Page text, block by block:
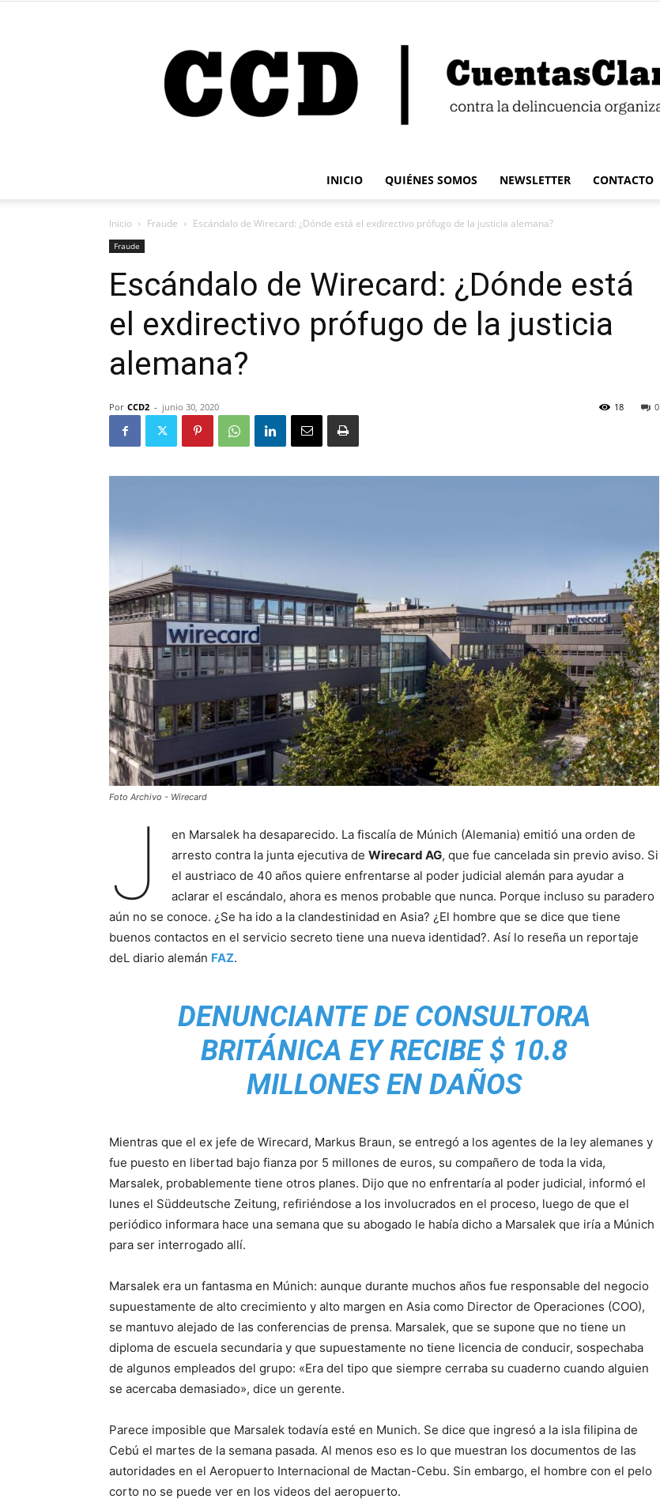
Claras
INICIO QUIÉNES SOMOS NEWSLETTER CONTACTO
Inicio Fraude Escándalo de Wirecard: ¿Dónde está el exdirectivo prófugo de la justicia alemana?
Fraude
Escándalo de Wirecard: ¿Dónde está
el exdirectivo prófugo de la justicia
alemana?
Por CCD2 - junio 30, 2020 0
18
Foto Archivo - Wirecard
J
en Marsalek ha desaparecido. La fiscalía de Múnich (Alemania) emitió una orden de
arresto contra la junta ejecutiva de Wirecard AG, que fue cancelada sin previo aviso. Si
el austriaco de 40 años quiere enfrentarse al poder judicial alemán para ayudar a
aclarar el escándalo, ahora es menos probable que nunca. Porque incluso su paradero
aún no se conoce. ¿Se ha ido a la clandestinidad en Asia? ¿El hombre que se dice que tiene
buenos contactos en el servicio secreto tiene una nueva identidad?. Así lo reseña un reportaje
deL diario alemán FAZ.
DENUNCIANTE DE CONSULTORA
BRITÁNICA EY RECIBE $ 10.8
MILLONES EN DAÑOS
Mientras que el ex jefe de Wirecard, Markus Braun, se entregó a los agentes de la ley alemanes y
fue puesto en libertad bajo fianza por 5 millones de euros, su compañero de toda la vida,
Marsalek, probablemente tiene otros planes. Dijo que no enfrentaría al poder judicial, informó el
lunes el Süddeutsche Zeitung, refiriéndose a los involucrados en el proceso, luego de que el
periódico informara hace una semana que su abogado le había dicho a Marsalek que iría a Múnich
para ser interrogado allí.
Marsalek era un fantasma en Múnich: aunque durante muchos años fue responsable del negocio
supuestamente de alto crecimiento y alto margen en Asia como Director de Operaciones (COO),
se mantuvo alejado de las conferencias de prensa. Marsalek, que se supone que no tiene un
diploma de escuela secundaria y que supuestamente no tiene licencia de conducir, sospechaba
de algunos empleados del grupo: «Era del tipo que siempre cerraba su cuaderno cuando alguien
se acercaba demasiado», dice un gerente.
Parece imposible que Marsalek todavía esté en Munich. Se dice que ingresó a la isla filipina de
Cebú el martes de la semana pasada. Al menos eso es lo que muestran los documentos de las
autoridades en el Aeropuerto Internacional de Mactan-Cebu. Sin embargo, el hombre con el pelo
corto no se puede ver en los videos del aeropuerto.